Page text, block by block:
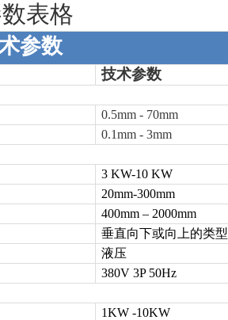
表格
参数
技术参数
0.5mm - 70mm
0.1mm - 3mm
3 KW-10 KW
20mm-300mm
400mm – 2000mm
垂直向下或向上的类型
液压
380V 3P 50Hz
1KW -10KW